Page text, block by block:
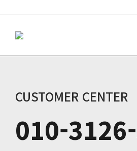
CUSTOMER CENTER
010-